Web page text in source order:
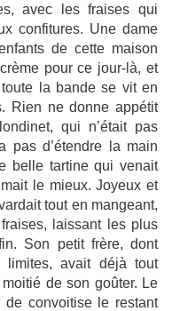
avec les fraises qui
confitures. Une dame
de cette maison
pour ce jour-là, et
la bande se vit en
Rien ne donne appétit
qui n’était pas
pas d’étendre la main
belle tartine qui venait
le mieux. Joyeux et
tout en mangeant,
laissant les plus
Son petit frère, dont
limites, avait déjà tout
de son goûter. Le
de convoitise le restant